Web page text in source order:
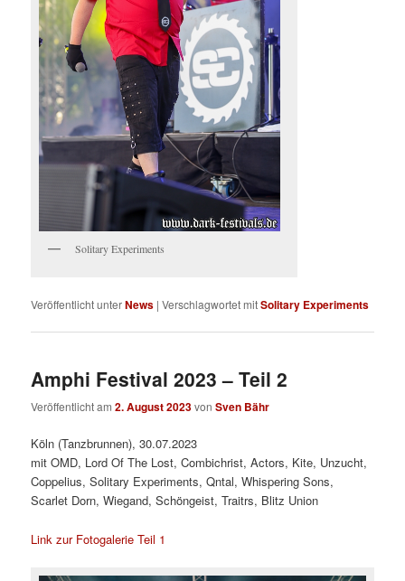
Solitary Experiments
Veröffentlicht unterNews |Verschlagwortet mitSolitary Experiments
Amphi Festival 2023 – Teil 2
Veröffentlicht am2. August 2023vonSven Bähr
Köln (Tanzbrunnen), 30.07.2023
mit OMD, Lord Of The Lost, Combichrist, Actors, Kite, Unzucht,
Coppelius, Solitary Experiments, Qntal, Whispering Sons,
Scarlet Dorn, Wiegand, Schöngeist, Traitrs, Blitz Union
Link zur Fotogalerie Teil 1